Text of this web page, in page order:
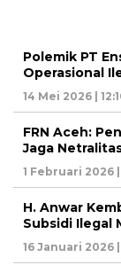
Polemik PT
Operasional
14 Mei 2026 |
FRN Aceh:
Jaga
1 Februari 2026 |
H. Anwar
Subsidi Ilegal
16 Januari 2026